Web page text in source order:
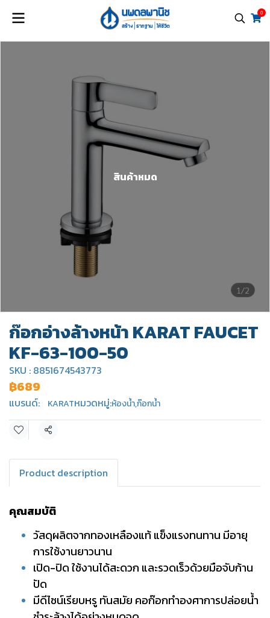
0
1/2
สินค้าหมด
ก๊อกอ่างล้างหน้า KARAT FAUCET
KF-63-100-50
SKU : 8851674543773
฿689
แบรนด์: KARATหมวดหมู่:ห้องน้ำ,ก๊อกน้ำ
แชร์
Product description
คุณสมบัติ
วัสดุผลิตจากทองเหลืองแท้ แข็งแรงทนทาน มีอายุ
การใช้งานยาวนาน
เปิด-ปิด ใช้งานได้สะดวก และรวดเร็วด้วยมือจับก้าน
ปัด
มีดีไซน์เรียบหรู ทันสมัย คอก๊อกทำองศาการปล่อยน้ำ